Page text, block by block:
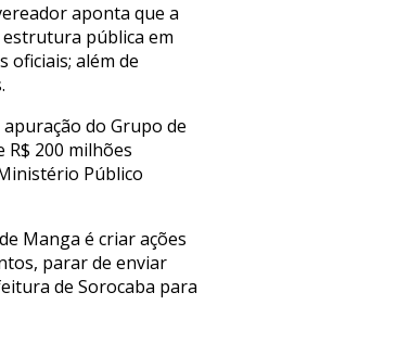
aponta que a
pública em
oficiais; além de
do Grupo de
R$ 200 milhões
Público
Manga é criar ações
parar de enviar
de Sorocaba para